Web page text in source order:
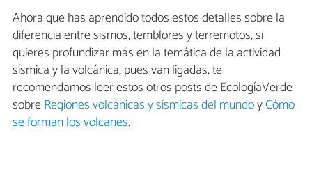
Ahora que has aprendido todos estos detalles sobre la
diferencia entre sismos, temblores y terremotos, si
quieres profundizar más en la temática de la actividad
sísmica y la volcánica, pues van ligadas, te
recomendamos leer estos otros posts de EcologíaVerde
sobreRegiones volcánicas y sísmicas del mundoyCómo
se forman los volcanes.